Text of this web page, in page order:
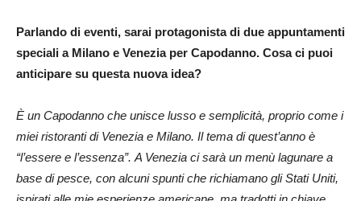
Parlando di eventi, sarai protagonista di due appuntamenti
speciali a Milano e Venezia per Capodanno. Cosa ci puoi
anticipare su questa nuova idea?
È un Capodanno che unisce lusso e semplicità, proprio come i
miei ristoranti di Venezia e Milano. Il tema di quest’anno è
“l’essere e l’essenza”. A Venezia ci sarà un menù lagunare a
base di pesce, con alcuni spunti che richiamano gli Stati Uniti,